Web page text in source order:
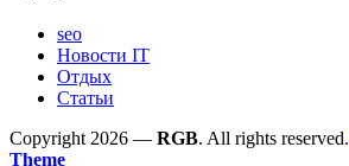
seo
Новости IT
Отдых
Статьи
Copyright 2026 — RGB. All rights reserved.
Theme